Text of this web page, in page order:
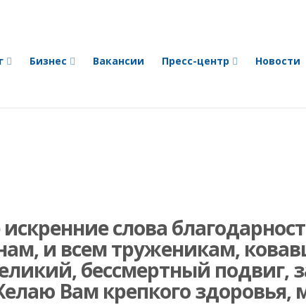
Бизнес Вакансии Пресс-центр Новости
слова
и всем труженикам,
бессмертный подвиг,
Вам крепкого здоровья,